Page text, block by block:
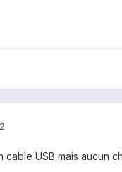
cable USB mais aucun